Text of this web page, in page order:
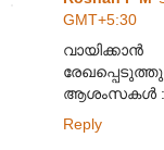
GMT+5:30
ആശംസകൾ
Reply